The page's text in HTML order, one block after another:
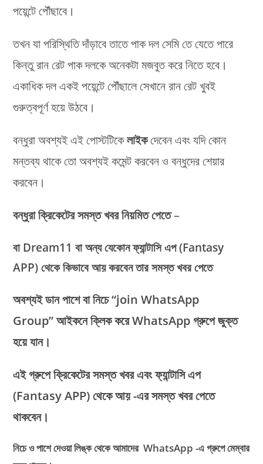
পয়েন্টে পৌঁছাবে।
তখন যা পরিস্থিতি দাঁড়াবে তাতে পাক দল সেমি তে যেতে পারে
কিন্তু রান রেট পাক দলকে অনেকটা মজবুত করে নিতে হবে।
একাধিক দল একই পয়েন্টে পৌঁছালে সেখানে রান রেট খুবই
গুরুত্বপূর্ণ হয়ে উঠবে।
বন্ধুরা অবশ্যই এই পোস্টটিকেলাইকদেবেন এবং যদি কোন
মন্তব্য থাকে তো অবশ্যই কমেন্ট করবেন ও বন্ধুদের শেয়ার
করবেন।
বন্ধুরাক্রিকেটের সমস্ত খবর নিয়মিত পেতে–
বা Dream11 বা অন্য যেকোন ফ্যান্টাসি এপ (Fantasy
APP) থেকে কিভাবে আয় করবেন তার সমস্ত খবর পেতে
অবশ্যই ডান পাশে বা নিচে “join WhatsApp
Group” আইকনে ক্লিক করে WhatsApp গ্রুপে জুক্ত
হয়ে যান।
এই গ্রুপে ক্রিকেটের সমস্ত খবর এবং ফ্যান্টাসি এপ
(Fantasy APP)থেকে আয় -এর সমস্ত খবর পেতে
থাকবেন।
নিচে ও পাশে দেওয়া লিঙ্ক থেকে আমাদের WhatsApp -এ গ্রুপে মেম্বার